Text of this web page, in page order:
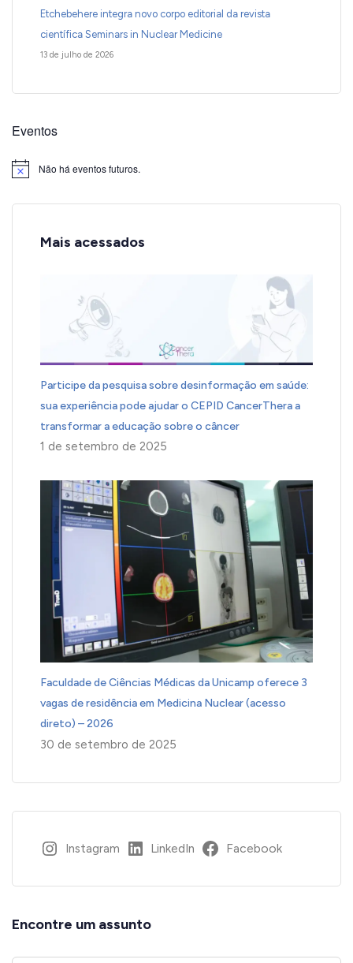
Etchebehere integra novo corpo editorial da revista
científica Seminars in Nuclear Medicine
13 de julho de 2026
Eventos
Notice Não há eventos futuros.
Mais acessados
Participe da pesquisa sobre desinformação em saúde:
sua experiência pode ajudar o CEPID CancerThera a
transformar a educação sobre o câncer
1 de setembro de 2025
Faculdade de Ciências Médicas da Unicamp oferece 3
vagas de residência em Medicina Nuclear (acesso
direto) – 2026
30 de setembro de 2025
Instagram LinkedIn Facebook
Encontre um assunto